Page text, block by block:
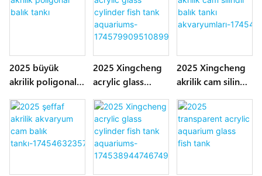
2025 büyük
akrilik poligonal
2025 Xingcheng
acrylic glass
aquariums-
174579909510899
7
2025 Xingcheng
akrilik cam silindir
akvaryumları-174
5463954511227